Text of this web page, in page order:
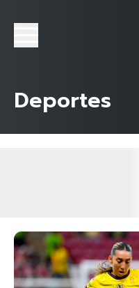
Deportes